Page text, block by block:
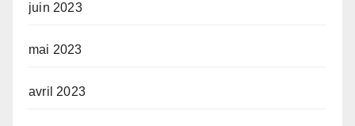
juin 2023
mai 2023
avril 2023